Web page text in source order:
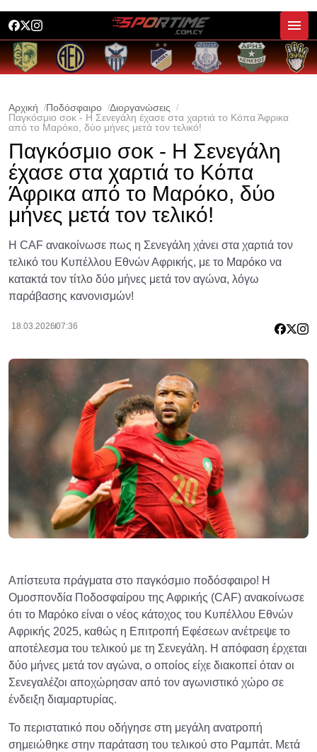
Αρχική Ποδόσφαιρο
Διοργανώσεις
Παγκόσμιο σοκ - Η Σενεγάλη έχασε στα χαρτιά το Κόπα Άφρικα
από το Μαρόκο, δύο μήνες μετά τον τελικό!
Παγκόσμιο σοκ - Η Σενεγάλη
έχασε στα χαρτιά το Κόπα
Άφρικα από το Μαρόκο, δύο
μήνες μετά τον τελικό!
Η CAF ανακοίνωσε πως η Σενεγάλη χάνει στα χαρτιά τον
τελικό του Κυπέλλου Εθνών Αφρικής, με το Μαρόκο να
κατακτά τον τίτλο δύο μήνες μετά τον αγώνα, λόγω
παράβασης κανονισμών!
18.03.202607:36
Απίστευτα πράγματα στο παγκόσμιο ποδόσφαιρο! Η
Ομοσπονδία Ποδοσφαίρου της Αφρικής (CAF) ανακοίνωσε
ότι το Μαρόκο είναι ο νέος κάτοχος του Κυπέλλου Εθνών
Αφρικής 2025, καθώς η Επιτροπή Εφέσεων ανέτρεψε το
αποτέλεσμα του τελικού με τη Σενεγάλη. Η απόφαση έρχεται
δύο μήνες μετά τον αγώνα, ο οποίος είχε διακοπεί όταν οι
Σενεγαλέζοι αποχώρησαν από τον αγωνιστικό χώρο σε
ένδειξη διαμαρτυρίας.
Το περιστατικό που οδήγησε στη μεγάλη ανατροπή
σημειώθηκε στην παράταση του τελικού στο Ραμπάτ. Μετά